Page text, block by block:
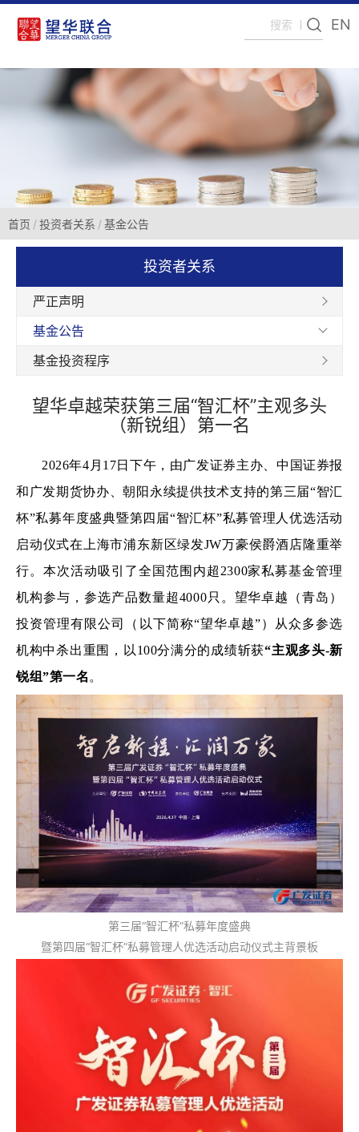
EN
首页 投资者关系 基金公告
投资者关系
严正声明
基金公告
基金投资程序
望华卓越荣获第三届“智汇杯”主观多头
（新锐组）第一名
2026年4月17日下午，由广发证券主办、中国证券报
和广发期货协办、朝阳永续提供技术支持的第三届“智汇
杯”私募年度盛典暨第四届“智汇杯”私募管理人优选活动
启动仪式在上海市浦东新区绿发JW万豪侯爵酒店隆重举
行。本次活动吸引了全国范围内超2300家私募基金管理
机构参与，参选产品数量超4000只。望华卓越（青岛）
投资管理有限公司（以下简称“望华卓越”）从众多参选
机构中杀出重围，以100分满分的成绩斩获“主观多头-新
锐组”第一名 。
第三届“智汇杯”私募年度盛典
暨第四届“智汇杯”私募管理人优选活动启动仪式主背景板